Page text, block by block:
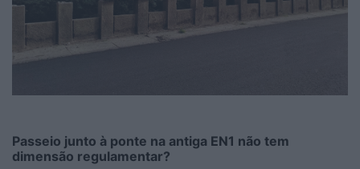
Passeio junto à ponte na antiga EN1 não tem
dimensão regulamentar?